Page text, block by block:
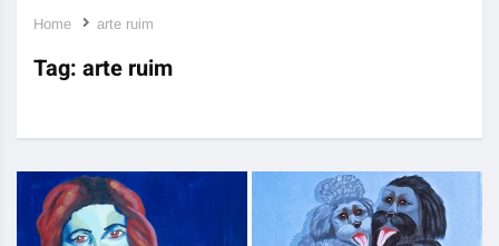
Home arte ruim
Tag: arte ruim